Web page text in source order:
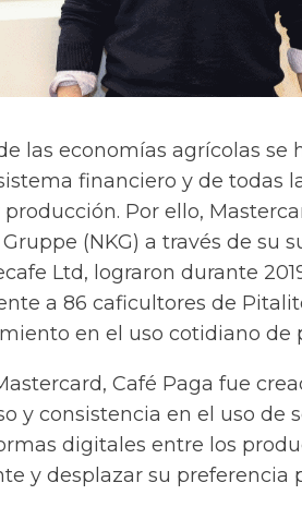
las economías agrícolas se
financiero y de todas
Por ello,
(NKG) a través de su
Ltd, lograron durante
a 86 caficultores de
en el uso cotidiano de
Café Paga fue
y consistencia en el uso de
digitales entre los
y desplazar su preferencia